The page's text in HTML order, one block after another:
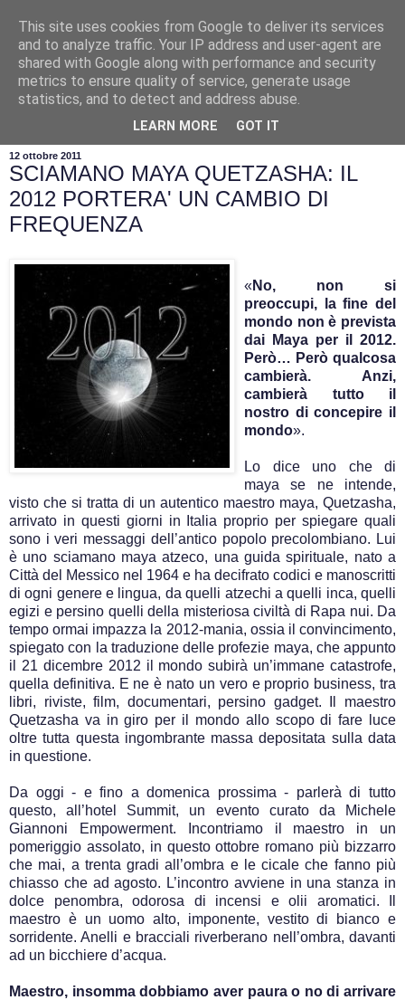
12 ottobre 2011
SCIAMANO MAYA QUETZASHA: IL
2012 PORTERA' UN CAMBIO DI
FREQUENZA
« No, non si
preoccupi, la fine del
mondo non è prevista
dai Maya per il 2012.
Però… Però qualcosa
cambierà. Anzi,
cambierà tutto il
nostro di concepire il
mondo».
Lo dice uno che di
maya se ne intende,
visto che si tratta di un autentico maestro maya, Quetzasha,
arrivato in questi giorni in Italia proprio per spiegare quali
sono i veri messaggi dell’antico popolo precolombiano. Lui
è uno sciamano maya atzeco, una guida spirituale, nato a
Città del Messico nel 1964 e ha decifrato codici e manoscritti
di ogni genere e lingua, da quelli atzechi a quelli inca, quelli
egizi e persino quelli della misteriosa civiltà di Rapa nui. Da
tempo ormai impazza la 2012-mania, ossia il convincimento,
spiegato con la traduzione delle profezie maya, che appunto
il 21 dicembre 2012 il mondo subirà un’immane catastrofe,
quella definitiva. E ne è nato un vero e proprio business, tra
libri, riviste, film, documentari, persino gadget. Il maestro
Quetzasha va in giro per il mondo allo scopo di fare luce
oltre tutta questa ingombrante massa depositata sulla data
in questione.
Da oggi - e fino a domenica prossima - parlerà di tutto
questo, all’hotel Summit, un evento curato da Michele
Giannoni Empowerment. Incontriamo il maestro in un
pomeriggio assolato, in questo ottobre romano più bizzarro
che mai, a trenta gradi all’ombra e le cicale che fanno più
chiasso che ad agosto. L’incontro avviene in una stanza in
dolce penombra, odorosa di incensi e olii aromatici. Il
maestro è un uomo alto, imponente, vestito di bianco e
sorridente. Anelli e bracciali riverberano nell’ombra, davanti
ad un bicchiere d’acqua.
Maestro, insomma dobbiamo aver paura o no di arrivare
This site uses cookies from Google to deliver its services
and to analyze traffic. Your IP address and user-agent are
shared with Google along with performance and security
metrics to ensure quality of service, generate usage
statistics, and to detect and address abuse.
LEARN MORE GOT IT